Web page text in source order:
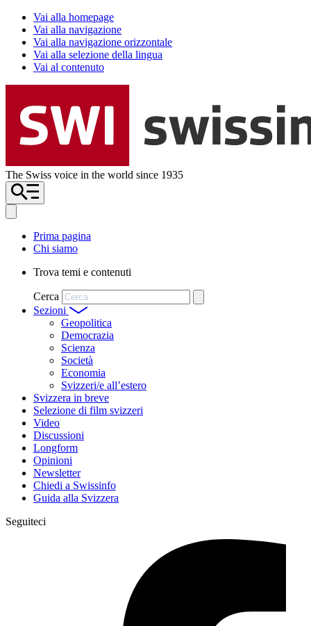
Vai alla homepage
Vai alla navigazione
Vai alla navigazione orizzontale
Vai alla selezione della lingua
Vai al contenuto
The Swiss voice in the world since 1935
Prima pagina
Chi siamo
Trova temi e contenuti
Cerca
Sezioni
Geopolitica
Democrazia
Scienza
Società
Economia
Svizzeri/e all’estero
Svizzera in breve
Selezione di film svizzeri
Video
Discussioni
Longform
Opinioni
Newsletter
Chiedi a Swissinfo
Guida alla Svizzera
Seguiteci